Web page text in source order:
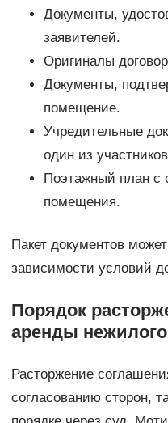
Документы,
заявителей.
Оригиналы
Документы,
помещение.
Учредительные
один из
Поэтажный план с
помещения.
Пакет документов
зависимости условий
Порядок
аренды
Расторжение
согласованию сторон,